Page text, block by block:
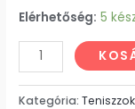
Elérhetőség: 5
Kategória: